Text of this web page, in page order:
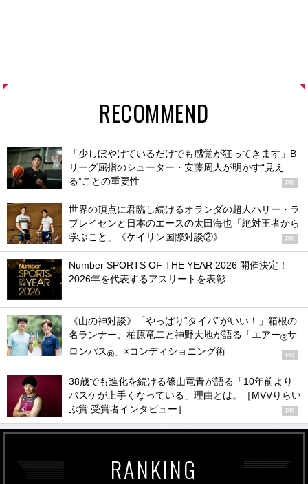
RECOMMEND
「少しぼやけているだけでも感覚が狂ってきます」B
リーグ屈指のシューター・安藤周人が明かす“見え
る”ことの重要性
PR
世界の頂点に君臨し続けるオランダの超人ハリー・ラ
ブレイセンと日本のエースの太田海也「絶対王者から
学ぶこと」《ケイリン国際対談②》
PR
Number SPORTS OF THE YEAR 2026 開催決定！
2026年を代表するアスリートを表彰
《山の神対談》「やっぱり“タイパ”がいい！」箱根の
名ランナー、柏原竜二と神野大地が語る「エアー®サ
ロンパス® 」×コンディショニング術 PR
38歳でも進化を続ける篠山竜青が語る「10年前より
バスケが上手くなっている」理由とは。［MVVりらい
ぶ賞 受賞者インタビュー］
PR
RANKING